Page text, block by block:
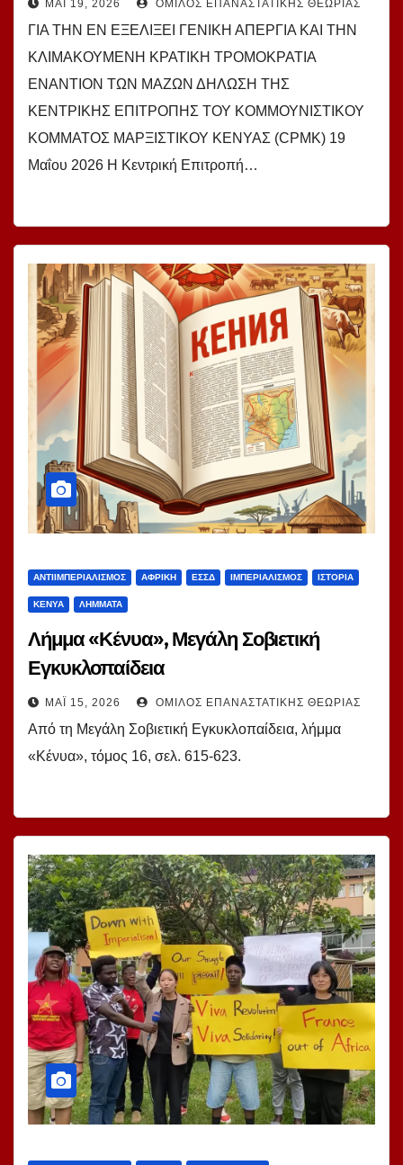
ΜΆΙ 19, 2026 ΌΜΙΛΟΣ ΕΠΑΝΑΣΤΑΤΙΚΉΣ ΘΕΩΡΊΑΣ
ΓΙΑ ΤΗΝ ΕΝ ΕΞΕΛΙΞΕΙ ΓΕΝΙΚΗ ΑΠΕΡΓΙΑ ΚΑΙ ΤΗΝ
ΚΛΙΜΑΚΟΥΜΕΝΗ ΚΡΑΤΙΚΗ ΤΡΟΜΟΚΡΑΤΙΑ
ΕΝΑΝΤΙΟΝ ΤΩΝ ΜΑΖΩΝ ΔΗΛΩΣΗ ΤΗΣ
ΚΕΝΤΡΙΚΗΣ ΕΠΙΤΡΟΠΗΣ ΤΟΥ ΚΟΜΜΟΥΝΙΣΤΙΚΟΥ
ΚΟΜΜΑΤΟΣ ΜΑΡΞΙΣΤΙΚΟΥ ΚΕΝΥΑΣ (CPMK) 19
Μαΐου 2026 Η Κεντρική Επιτροπή…
ΑΝΤΙΙΜΠΕΡΙΑΛΙΣΜΌΣ ΑΦΡΙΚΉ ΕΣΣΔ ΙΜΠΕΡΙΑΛΙΣΜΌΣ ΙΣΤΟΡΊΑ
ΚΈΝΥΑ ΛΉΜΜΑΤΑ
Λήμμα «Κένυα», Μεγάλη Σοβιετική
Εγκυκλοπαίδεια
ΜΆΙ 15, 2026 ΌΜΙΛΟΣ ΕΠΑΝΑΣΤΑΤΙΚΉΣ ΘΕΩΡΊΑΣ
Από τη Μεγάλη Σοβιετική Εγκυκλοπαίδεια, λήμμα
«Κένυα», τόμος 16, σελ. 615-623.